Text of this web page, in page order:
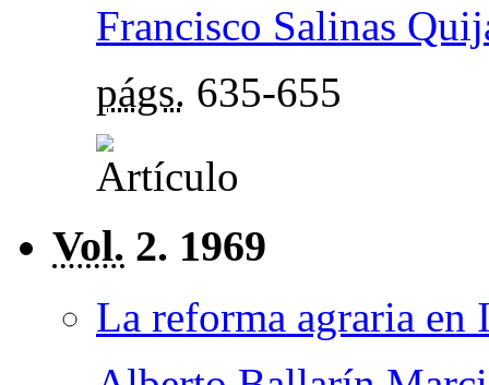
Francisco Salinas
págs. 635-655
Vol. 2. 1969
La reforma agraria en